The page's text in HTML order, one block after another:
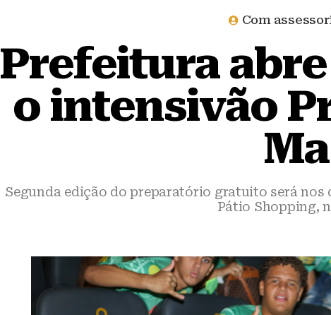
Com
Prefeitura
o intensivão
Segunda edição do preparatório gratuito será nos
Pátio Shopping,